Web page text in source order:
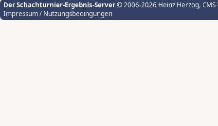
Der Schachturnier-Ergebnis-Server© 2006-2026 Heinz Herzog,
Impressum / Nutzungsbedingungen